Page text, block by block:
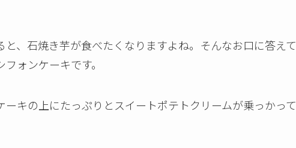
、石焼き芋が食べたくなりますよね。そんなお口に答えて
ォンケーキです。
キの上にたっぷりとスイートポテトクリームが乗っかって